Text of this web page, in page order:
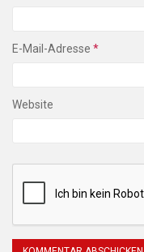
E-Mail-Adresse *
Website